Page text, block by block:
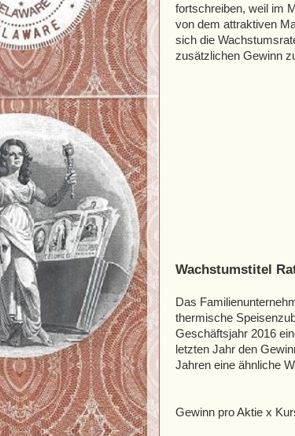
fortschreiben, weil im
von dem attraktiven
sich die
zusätzlichen Gewinn
Wachstumstitel
Das
thermische
Geschäftsjahr 2016
letzten Jahr den
Jahren eine ähnliche
Gewinn pro Aktie x